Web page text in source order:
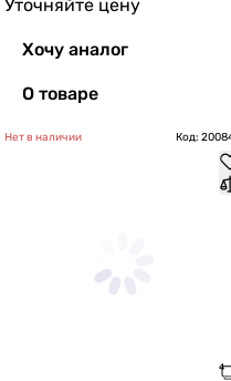
Уточняйте цену
Хочу аналог
О товаре
Нет в наличии Код: